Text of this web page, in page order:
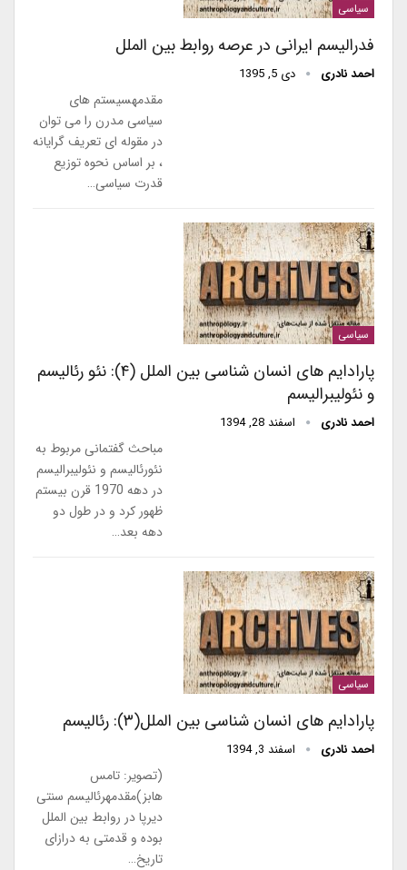
سیاسی
فدرالیسم ایرانی در عرصه روابط بین الملل
احمد نادری دی 5, 1395
مقدمهسیستم های
سیاسی مدرن را می توان
در مقوله ای تعریف گرایانه
، بر اساس نحوه توزیع
قدرت سیاسی…
سیاسی
پارادایم های انسان شناسی بین الملل (۴): نئو رئالیسم
و نئولیبرالیسم
احمد نادری اسفند 28, 1394
مباحث گفتمانی مربوط به
نئورئالیسم و نئولیبرالیسم
در دهه 1970 قرن بیستم
ظهور کرد و در طول دو
دهه بعد…
سیاسی
پارادایم های انسان شناسی بین الملل(۳): رئالیسم
احمد نادری اسفند 3, 1394
(تصویر: تامس
هابز)مقدمهرئالیسم سنتی
دیرپا در روابط بین الملل
بوده و قدمتی به درازای
تاریخ…